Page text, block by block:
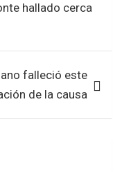
hallado cerca
falleció este
de la causa